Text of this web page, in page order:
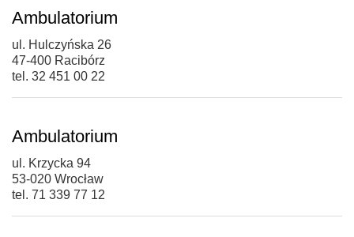
Ambulatorium
ul. Hulczyńska 26
47-400 Racibórz
tel. 32 451 00 22
Ambulatorium
ul. Krzycka 94
53-020 Wrocław
tel. 71 339 77 12